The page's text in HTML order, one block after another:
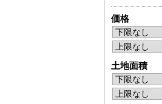
価格
土地面積